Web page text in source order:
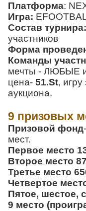
Платформа:
Игра:
Состав турнира:
участников
Форма
Команды
мечты - ЛЮБЫЕ
цена- 51.St,
аукциона.
9 призовых
Призовой фонд
мест.
Первое место
Второе место
Третье место
Четвертое
Пятое, шестое,
9 место